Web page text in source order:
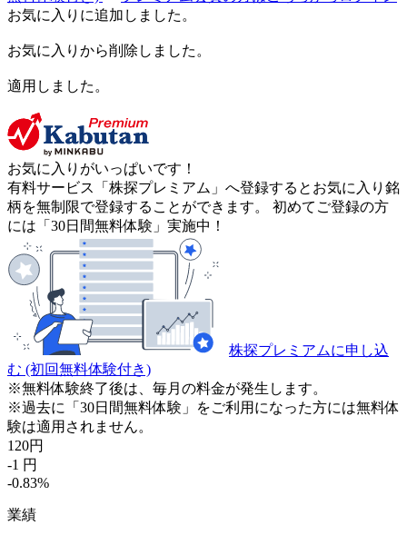
お気に入りに追加しました。
お気に入りから削除しました。
適用しました。
お気に入りがいっぱいです！
有料サービス「株探プレミアム」へ登録するとお気に入り銘
柄を無制限で登録することができます。 初めてご登録の方
には「30日間無料体験」実施中！
株探プレミアムに申し込
む (初回無料体験付き)
※無料体験終了後は、毎月の料金が発生します。
※過去に「30日間無料体験」をご利用になった方には無料体
験は適用されません。
120円
-1 円
-0.83%
業績